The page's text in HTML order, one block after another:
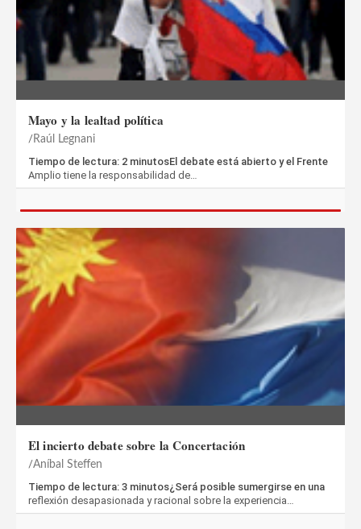
Mayo y la lealtad política
Raúl Legnani
Tiempo de lectura: 2 minutosEl debate está abierto y el Frente
Amplio tiene la responsabilidad de…
El incierto debate sobre la Concertación
Aníbal Steffen
Tiempo de lectura: 3 minutos¿Será posible sumergirse en una
reflexión desapasionada y racional sobre la experiencia…